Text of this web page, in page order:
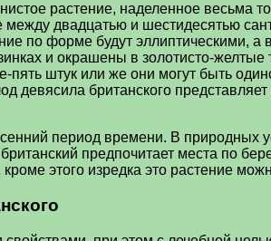
растение, наделенное
двадцатью и шестидесятью
по форме будут эллиптическими,
и окрашены в золотисто-желтые
пять штук или же они могут быть
девясила британского
период времени. В природных
предпочитает места по
этого изредка это растение